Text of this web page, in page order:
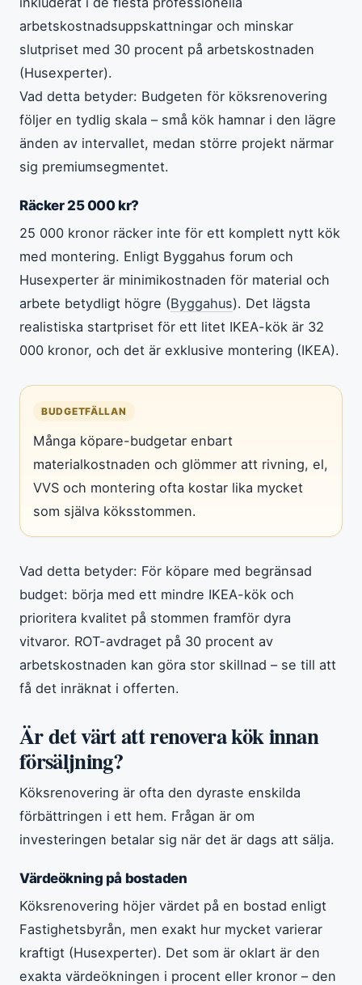
arbetskostnadsuppskattningar och minskar
slutpriset med 30 procent på arbetskostnaden
(Husexperter).
Vad detta betyder: Budgeten för köksrenovering
följer en tydlig skala – små kök hamnar i den lägre
änden av intervallet, medan större projekt närmar
sig premiumsegmentet.
Räcker 25 000 kr?
25 000 kronor räcker inte för ett komplett nytt kök
med montering. Enligt Byggahus forum och
Husexperter är minimikostnaden för material och
arbete betydligt högre (Byggahus). Det lägsta
realistiska startpriset för ett litet IKEA-kök är 32
000 kronor, och det är exklusive montering (IKEA).
BUDGETFÄLLAN
Många köpare-budgetar enbart
materialkostnaden och glömmer att rivning, el,
VVS och montering ofta kostar lika mycket
som själva köksstommen.
Vad detta betyder: För köpare med begränsad
budget: börja med ett mindre IKEA-kök och
prioritera kvalitet på stommen framför dyra
vitvaror. ROT-avdraget på 30 procent av
arbetskostnaden kan göra stor skillnad – se till att
få det inräknat i offerten.
Är det värt att renovera kök innan
försäljning?
Köksrenovering är ofta den dyraste enskilda
förbättringen i ett hem. Frågan är om
investeringen betalar sig när det är dags att sälja.
Värdeökning på bostaden
Köksrenovering höjer värdet på en bostad enligt
Fastighetsbyrån, men exakt hur mycket varierar
kraftigt (Husexperter). Det som är oklart är den
exakta värdeökningen i procent eller kronor – den